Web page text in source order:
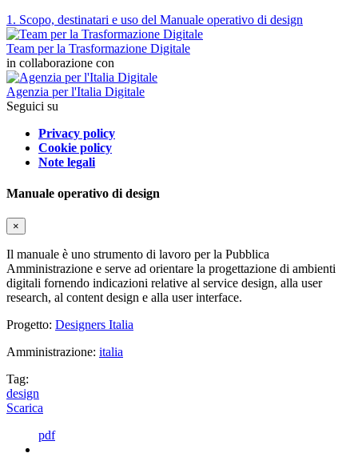
1. Scopo, destinatari e uso del Manuale operativo di design
Team per la Trasformazione Digitale
in collaborazione con
Agenzia per l'Italia Digitale
Seguici su
Privacy policy
Cookie policy
Note legali
Manuale operativo di design
×
Il manuale è uno strumento di lavoro per la Pubblica
Amministrazione e serve ad orientare la progettazione di ambienti
digitali fornendo indicazioni relative al service design, alla user
research, al content design e alla user interface.
Progetto: Designers Italia
Amministrazione: italia
Tag:
design
Scarica
pdf